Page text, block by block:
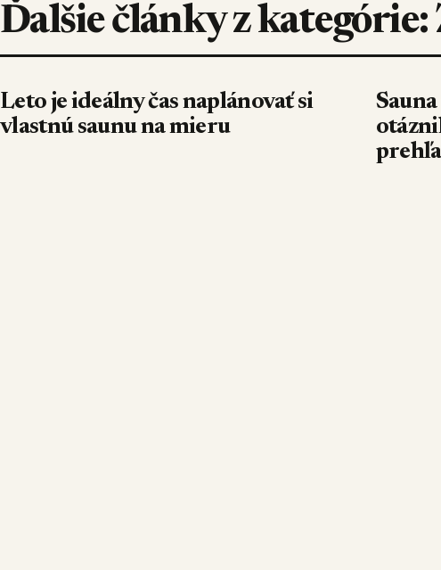
Ďalšie články z
Leto je ideálny čas naplánovať si
vlastnú saunu na mieru